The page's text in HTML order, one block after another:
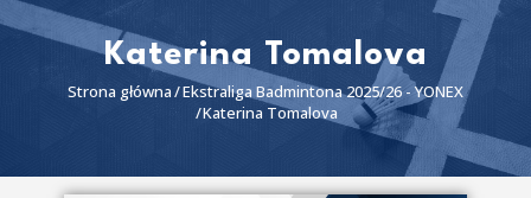
Katerina Tomalova
Strona główna Ekstraliga Badmintona 2025/26 - YONEX
Katerina Tomalova
Tabela
Wyniki
Terminarz
I liga